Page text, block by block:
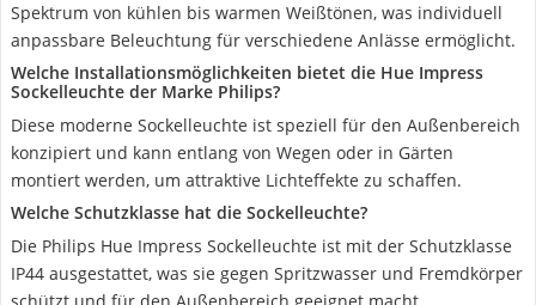
Spektrum von kühlen bis warmen Weißtönen, was individuell
anpassbare Beleuchtung für verschiedene Anlässe ermöglicht.
Welche Installationsmöglichkeiten bietet die Hue Impress
Sockelleuchte der Marke Philips?
Diese moderne Sockelleuchte ist speziell für den Außenbereich
konzipiert und kann entlang von Wegen oder in Gärten
montiert werden, um attraktive Lichteffekte zu schaffen.
Welche Schutzklasse hat die Sockelleuchte?
Die Philips Hue Impress Sockelleuchte ist mit der Schutzklasse
IP44 ausgestattet, was sie gegen Spritzwasser und Fremdkörper